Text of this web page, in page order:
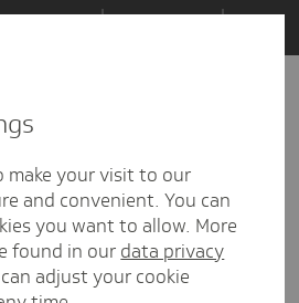
den
Kommentaren
make your visit to our
and convenient. You can
you want to allow. More
found in our data privacy
adjust your cookie